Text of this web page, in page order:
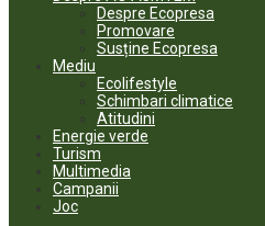
Despre Ecopresa
Promovare
Susține Ecopresa
Mediu
Ecolifestyle
Schimbari climatice
Atitudini
Energie verde
Turism
Multimedia
Campanii
Joc